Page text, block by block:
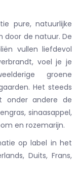
pure, natuurlijke
door de natuur. De
vullen liefdevol
voel je je
groene
Het steeds
onder andere de
sinaasappel,
en rozemarijn.
op label in het
Duits, Frans,